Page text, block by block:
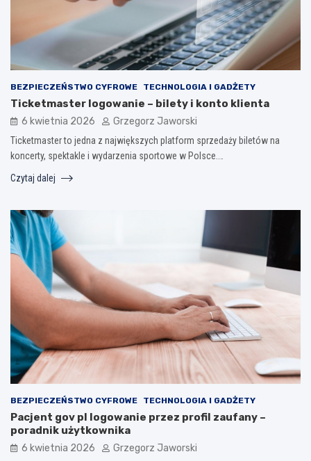
BEZPIECZEŃSTWO CYFROWE TECHNOLOGIA I GADŻETY
Ticketmaster logowanie – bilety i konto klienta
6 kwietnia 2026 Grzegorz Jaworski
Ticketmaster to jedna z największych platform sprzedaży biletów na
koncerty, spektakle i wydarzenia sportowe w Polsce.…
Czytaj dalej
BEZPIECZEŃSTWO CYFROWE TECHNOLOGIA I GADŻETY
Pacjent gov pl logowanie przez profil zaufany –
poradnik użytkownika
6 kwietnia 2026 Grzegorz Jaworski